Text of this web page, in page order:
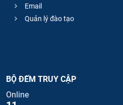
Email
Quản lý đào tạo
BỘ ĐẾM TRUY CẬP
Online